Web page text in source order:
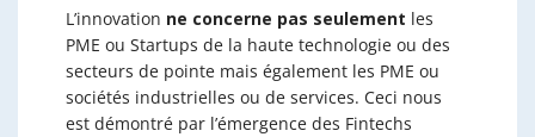
L’innovation ne concerne pas seulement les
PME ou Startups de la haute technologie ou des
secteurs de pointe mais également les PME ou
sociétés industrielles ou de services. Ceci nous
est démontré par l’émergence des Fintechs